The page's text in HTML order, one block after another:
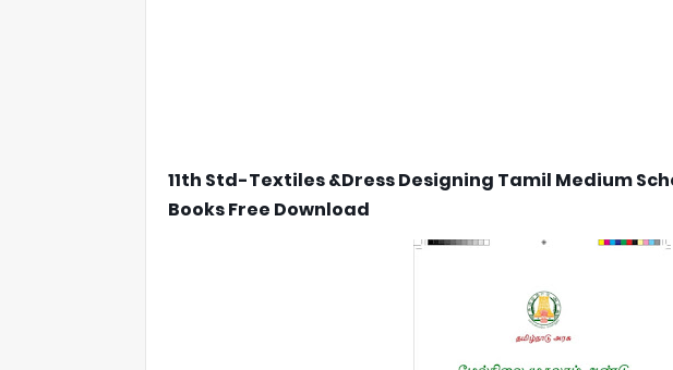
11th Std-Textiles &Dress Designing Tamil Medium
Books Free Download